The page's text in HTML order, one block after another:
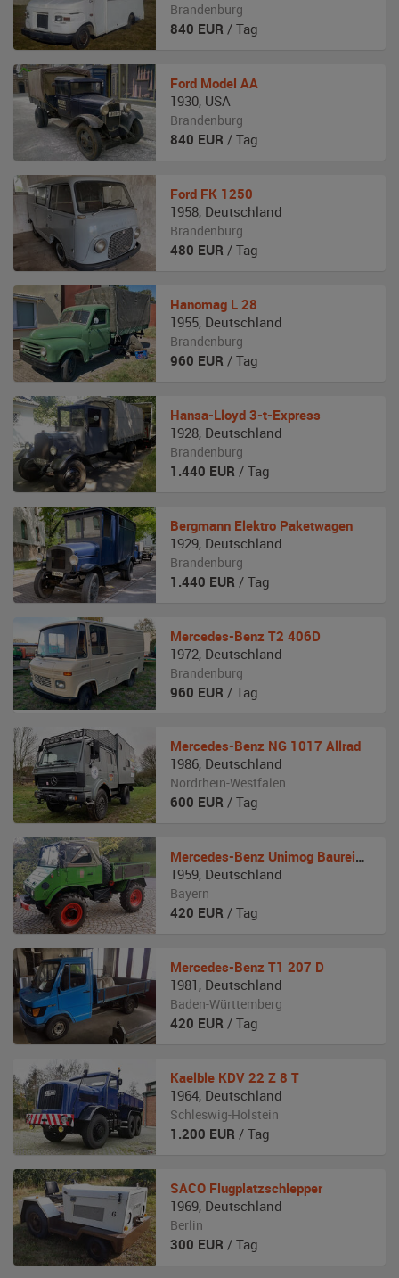
Brandenburg
840 EUR / Tag
Ford Model AA
1930, USA
Brandenburg
840 EUR / Tag
Ford FK 1250
1958, Deutschland
Brandenburg
480 EUR / Tag
Hanomag L 28
1955, Deutschland
Brandenburg
960 EUR / Tag
Hansa-Lloyd 3-t-Express
1928, Deutschland
Brandenburg
1.440 EUR / Tag
Bergmann Elektro Paketwagen
1929, Deutschland
Brandenburg
1.440 EUR / Tag
Mercedes-Benz T2 406D
1972, Deutschland
Brandenburg
960 EUR / Tag
Mercedes-Benz NG 1017 Allrad
1986, Deutschland
Nordrhein-Westfalen
600 EUR / Tag
Mercedes-Benz Unimog Baureihe 411
1959, Deutschland
Bayern
420 EUR / Tag
Mercedes-Benz T1 207 D
1981 , Deutschland
Baden-Württemberg
420 EUR / Tag
Kaelble KDV 22 Z 8 T
1964, Deutschland
Schleswig-Holstein
1.200 EUR / Tag
SACO Flugplatzschlepper
1969, Deutschland
Berlin
300 EUR / Tag